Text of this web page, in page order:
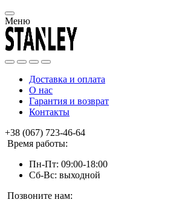
Меню
Доставка и оплата
О нас
Гарантия и возврат
Контакты
+38 (067) 723-46-64
Время работы:
Пн-Пт: 09:00-18:00
Сб-Вс: выходной
Позвоните нам: